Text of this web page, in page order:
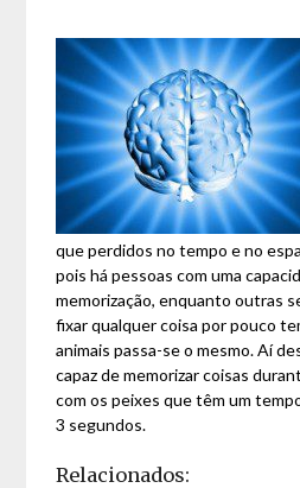
que perdidos no tempo e no
pois há pessoas com uma
memorização, enquanto outras
fixar qualquer coisa por pouco
animais passa-se o mesmo. Aí
capaz de memorizar coisas
com os peixes que têm um
3 segundos.
Relacionados: